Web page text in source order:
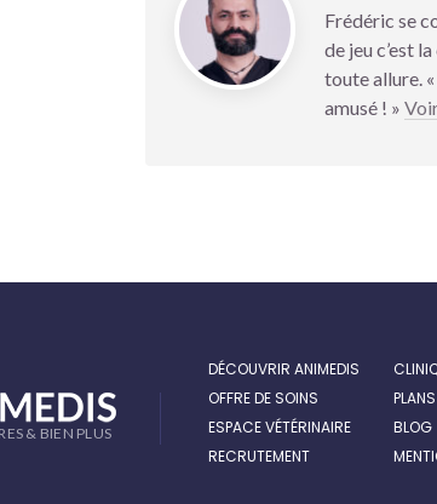
Frédéric se
de jeu c’est
toute allure.
amusé ! »
& BIEN PLUS
DÉCOUVRIR ANIMEDIS
OFFRE DE SOINS
ESPACE VÉTÉRINAIRE
BLOG
RECRUTEMENT